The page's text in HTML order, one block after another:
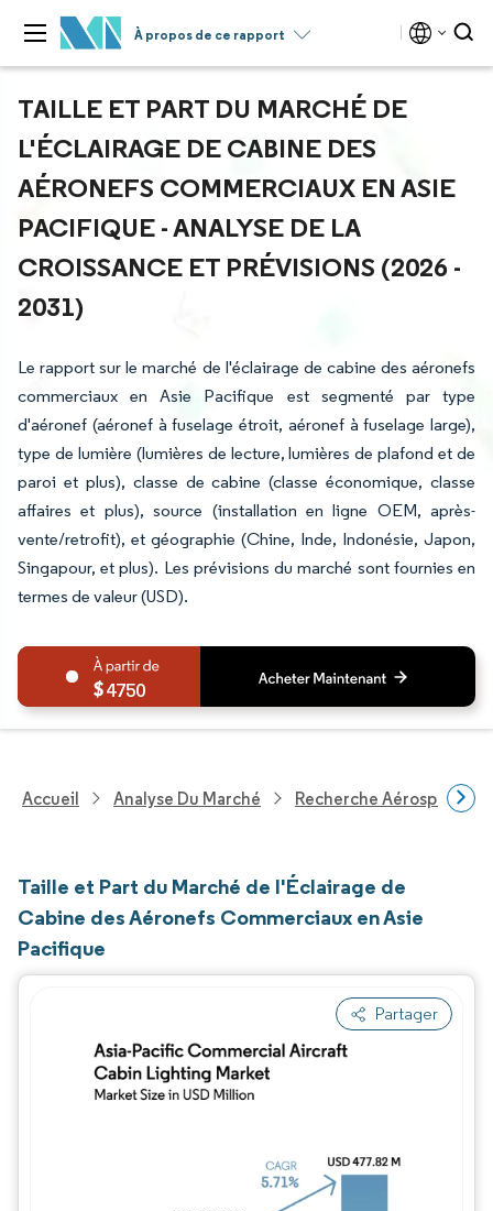
À propos de ce rapport
TAILLE ET PART DU MARCHÉ DE
L'ÉCLAIRAGE DE CABINE DES
AÉRONEFS COMMERCIAUX EN ASIE
PACIFIQUE - ANALYSE DE LA
CROISSANCE ET PRÉVISIONS (2026 -
2031)
Le rapport sur le marché de l'éclairage de cabine des aéronefs
commerciaux en Asie Pacifique est segmenté par type
d'aéronef (aéronef à fuselage étroit, aéronef à fuselage large),
type de lumière (lumières de lecture, lumières de plafond et de
paroi et plus), classe de cabine (classe économique, classe
affaires et plus), source (installation en ligne OEM, après-
vente/retrofit), et géographie (Chine, Inde, Indonésie, Japon,
Singapour, et plus). Les prévisions du marché sont fournies en
termes de valeur (USD).
4750
Accueil Analyse Du Marché Recherche Aérospatiale
Taille et Part du Marché de l'Éclairage de
Cabine des Aéronefs Commerciaux en Asie
Pacifique
Partager